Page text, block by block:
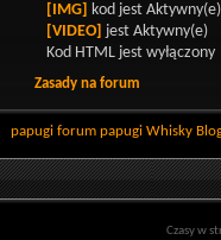
[IMG]
kod jest Aktywny(e)
[VIDEO]
jest Aktywny(e)
Kod HTML jest wyłączony
Zasady na forum
papugi forum papugi Whisky
Czasy w